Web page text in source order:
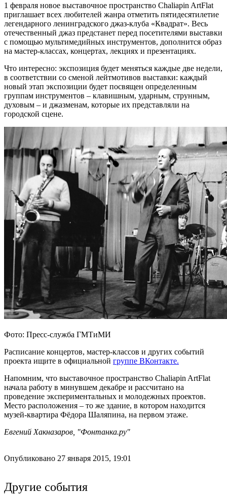
1 февраля новое выставочное пространство Chaliapin ArtFlat
приглашает всех любителей жанра отметить пятидесятилетие
легендарного ленинградского джаз-клуба «Квадрат». Весь
отечественный джаз предстанет перед посетителями выставки
с помощью мультимедийных инструментов, дополнится образ
на мастер-классах, концертах, лекциях и презентациях.
Что интересно: экспозиция будет меняться каждые две недели,
в соответствии со сменой лейтмотивов выставки: каждый
новый этап экспозиции будет посвящен определенным
группам инструментов – клавишным, ударным, струнным,
духовым – и джазменам, которые их представляли на
городской сцене.
Фото: Пресс-служба ГМТиМИ
Расписание концертов, мастер-классов и других событий
проекта ищите в официальной группе ВКонтакте.
Напомним, что выставочное пространство Chaliapin ArtFlat
начала работу в минувшем декабре и рассчитано на
проведение экспериментальных и молодежных проектов.
Место расположения – то же здание, в котором находится
музей-квартира Фёдора Шаляпина, на первом этаже.
Евгений Хакназаров, "Фонтанка.ру"
Опубликовано 27 января 2015, 19:01
Другие события